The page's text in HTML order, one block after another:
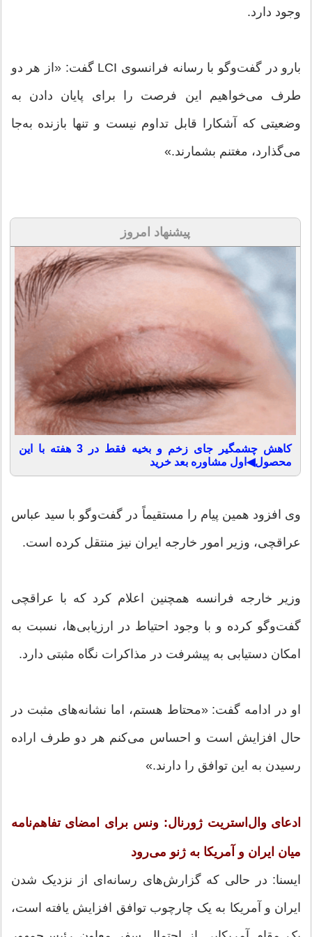
وجود دارد.
بارو در گفت‌وگو با رسانه فرانسوی LCI گفت: «از هر دو
طرف می‌خواهیم این فرصت را برای پایان دادن به
وضعیتی که آشکارا قابل تداوم نیست و تنها بازنده به‌جا
می‌گذارد، مغتنم بشمارند.»
پیشنهاد امروز
کاهش چشمگیر جای زخم و بخیه فقط در 3 هفته با این
محصول◀اول مشاوره بعد خرید
وی افزود همین پیام را مستقیماً در گفت‌وگو با سید عباس
عراقچی، وزیر امور خارجه ایران نیز منتقل کرده است.
وزیر خارجه فرانسه همچنین اعلام کرد که با عراقچی
گفت‌وگو کرده و با وجود احتیاط در ارزیابی‌ها، نسبت به
امکان دستیابی به پیشرفت در مذاکرات نگاه مثبتی دارد.
او در ادامه گفت: «محتاط هستم، اما نشانه‌های مثبت در
حال افزایش است و احساس می‌کنم هر دو طرف اراده
رسیدن به این توافق را دارند.»
ادعای وال‌استریت ژورنال: ونس برای امضای تفاهم‌نامه
میان ایران و آمریکا به ژنو می‌رود
ایسنا: در حالی که گزارش‌های رسانه‌ای از نزدیک شدن
ایران و آمریکا به یک چارچوب توافق افزایش یافته است،